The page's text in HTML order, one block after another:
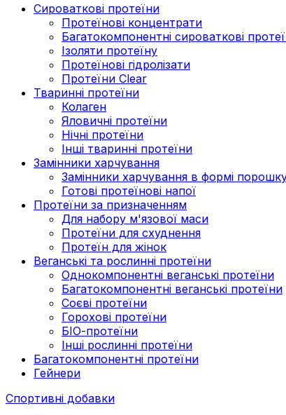
Сироваткові протеїни
Протеїнові концентрати
Багатокомпонентні сироваткові
Ізоляти протеїну
Протеїнові гідролізати
Протеїни Clear
Тваринні протеїни
Колаген
Яловичні протеїни
Нічні протеїни
Інші тваринні протеїни
Замінники харчування
Замінники харчування в формі
Готові протеїнові напої
Протеїни за призначенням
Для набору м'язової маси
Протеїни для схуднення
Протеїн для жінок
Веганські та рослинні протеїни
Однокомпонентні веганські протеїни
Багатокомпонентні веганські протеїни
Cоєві протеїни
Горохові протеїни
БІО-протеїни
Інші рослинні протеїни
Багатокомпонентні протеїни
Гейнери
Спортивні добавки